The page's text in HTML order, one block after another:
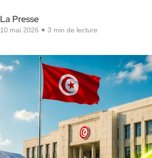
La Presse
10 mai 2026 3 min de lecture